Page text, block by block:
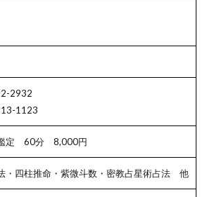
2932
1123
定 60分 8,000円
・四柱推命・紫微斗数・密教占星術占法 他